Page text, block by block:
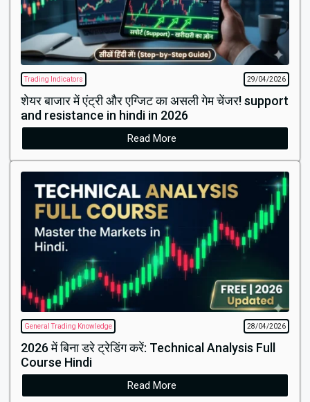
Trading Indicators 29/04/2026
शेयर बाजार में एंट्री और एग्जिट का असली गेम चेंजर! support
and resistance in hindi in 2026
Read More
General Trading Knowledge 28/04/2026
2026 में बिना डरे ट्रेडिंग करें: Technical Analysis Full
Course Hindi
Read More